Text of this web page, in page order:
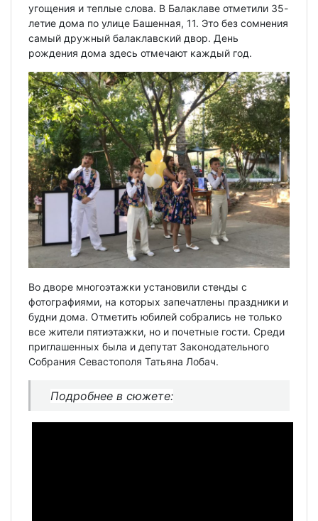
угощения и теплые слова. В Балаклаве отметили 35-
летие дома по улице Башенная, 11. Это без сомнения
самый дружный балаклавский двор. День
рождения дома здесь отмечают каждый год.
Во дворе многоэтажки установили стенды с
фотографиями, на которых запечатлены праздники и
будни дома. Отметить юбилей собрались не только
все жители пятиэтажки, но и почетные гости. Среди
приглашенных была и депутат Законодательного
Собрания Севастополя Татьяна Лобач.
Подробнее в сюжете: